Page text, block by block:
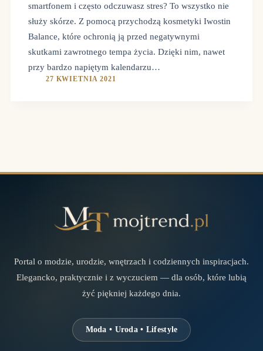
smartfonem i często odczuwasz stres? To wszystko nie
służy skórze. Z pomocą przychodzą kosmetyki Iwostin
Balance, które ochronią ją przed negatywnymi
skutkami zawrotnego tempa życia. Dzięki nim, nawet
przy bardzo napiętym kalendarzu…
27 KWIETNIA 2021
Portal o modzie, urodzie, wnętrzach i codziennych inspiracjach.
Elegancko, praktycznie i z wyczuciem — dla osób, które lubią
żyć piękniej każdego dnia.
Moda • Uroda • Lifestyle